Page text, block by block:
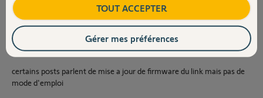
s'appelle SomfyHome Alarm AP 295 edd
j'ai meme tenté l'installation avec une connexion partagée sur
iphone (d'apres certains posts des forums ) mais là ça finit en erreur
inattendue.
certains posts parlent de mise a jour de firmware du link mais pas de
mode d'emploi
TOUT ACCEPTER
Gérer mes préférences